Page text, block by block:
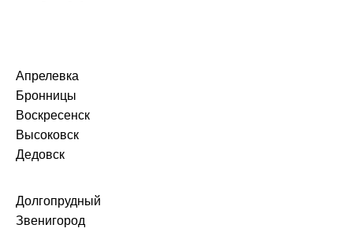
Апрелевка
Бронницы
Воскресенск
Высоковск
Дедовск
Долгопрудный
Звенигород